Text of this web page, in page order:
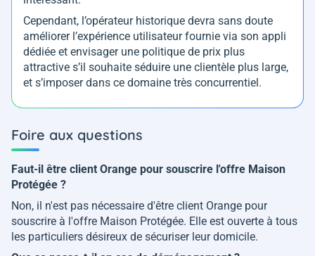
Cependant, l’opérateur historique devra sans doute
améliorer l’expérience utilisateur fournie via son appli
dédiée et envisager une politique de prix plus
attractive s’il souhaite séduire une clientèle plus large,
et s’imposer dans ce domaine très concurrentiel.
Foire aux questions
Faut-il être client Orange pour souscrire l'offre Maison
Protégée ?
Non, il n'est pas nécessaire d'être client Orange pour
souscrire à l'offre Maison Protégée. Elle est ouverte à tous
les particuliers désireux de sécuriser leur domicile.